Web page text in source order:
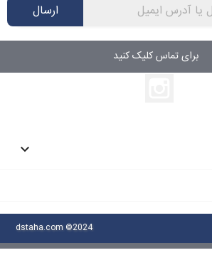
ارسال
برای تماس کلیک کنید

dstaha.com ©2024